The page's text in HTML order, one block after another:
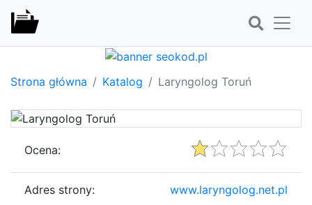
Strona główna Katalog Laryngolog Toruń
Ocena:
Adres strony: www.laryngolog.net.pl